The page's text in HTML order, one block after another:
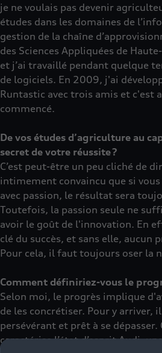
je ne voulais pas devenir
études dans les domaines de
gestion de la chaîne
des Sciences Appliquées de
et j’ai travaillé pendant quelque
de logiciels. En 2009, j'ai
Runtastic avec trois amis et c'est
commencé.
De vos études d’agriculture au
secret de votre réussite ?
C’est peut-être un peu cliché de
intimement convaincu que si
avec passion, le résultat sera
Toutefois, la passion seule ne
avoir le goût de l'innovation. En
clé du succès, et sans elle, aucun
Pour cela, il faut toujours oser la
Comment définiriez-vous le
Selon moi, le progrès implique
de les concrétiser. Pour y arriver,
persévérant et prêt à se dépasser.
caractérise l’état d’esprit Audi,